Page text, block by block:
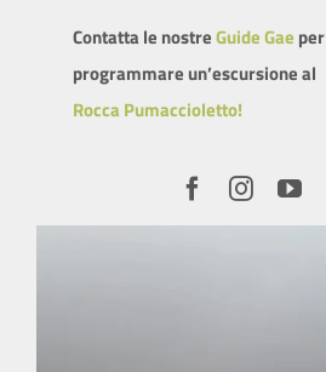
Contatta le nostreGuide Gae per
programmare un’escursione al
Rocca Pumaccioletto!